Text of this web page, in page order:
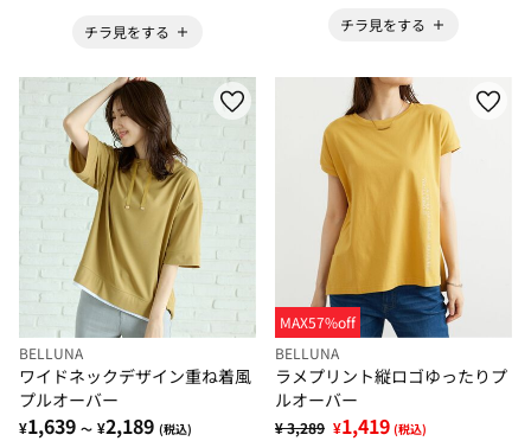
チラ見をする
チラ見をする
BELLUNA
ワイドネックデザイン重ね着風
プルオーバー
¥1,639 ～ ¥2,189 (税込)
MAX57%off
BELLUNA
ラメプリント縦ロゴゆったりプ
ルオーバー
¥ 3,289 ¥1,419 (税込)